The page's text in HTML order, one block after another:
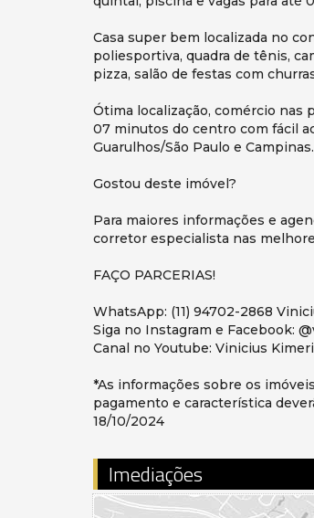
Casa super bem localizada no
poliesportiva, quadra de tênis,
pizza, salão de festas com
Ótima localização, comércio nas
07 minutos do centro com fácil
Guarulhos/São Paulo e Campinas.
Gostou deste imóvel?
Para maiores informações e
corretor especialista nas
FAÇO PARCERIAS!
WhatsApp: (11) 94702-2868
Siga no Instagram e Facebook:
Canal no Youtube: Vinicius
*As informações sobre os
pagamento e característica
18/10/2024
Imediações